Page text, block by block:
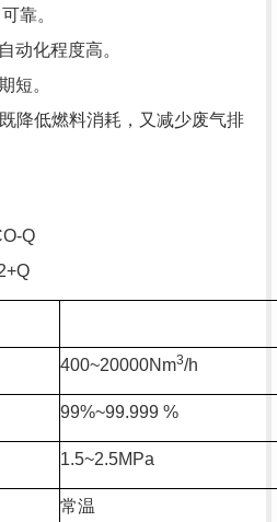
靠。
动化程度高。
短。
降低燃料消耗，又减少废气排
Q
400~20000Nm3/h
99%~99.999 %
1.5~2.5MPa
常温